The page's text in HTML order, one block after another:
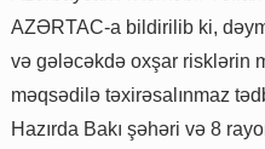
AZƏRTAC-a bildirilib ki,
və gələcəkdə oxşar risklərin
məqsədilə təxirəsalınmaz
Hazırda Bakı şəhəri və 8